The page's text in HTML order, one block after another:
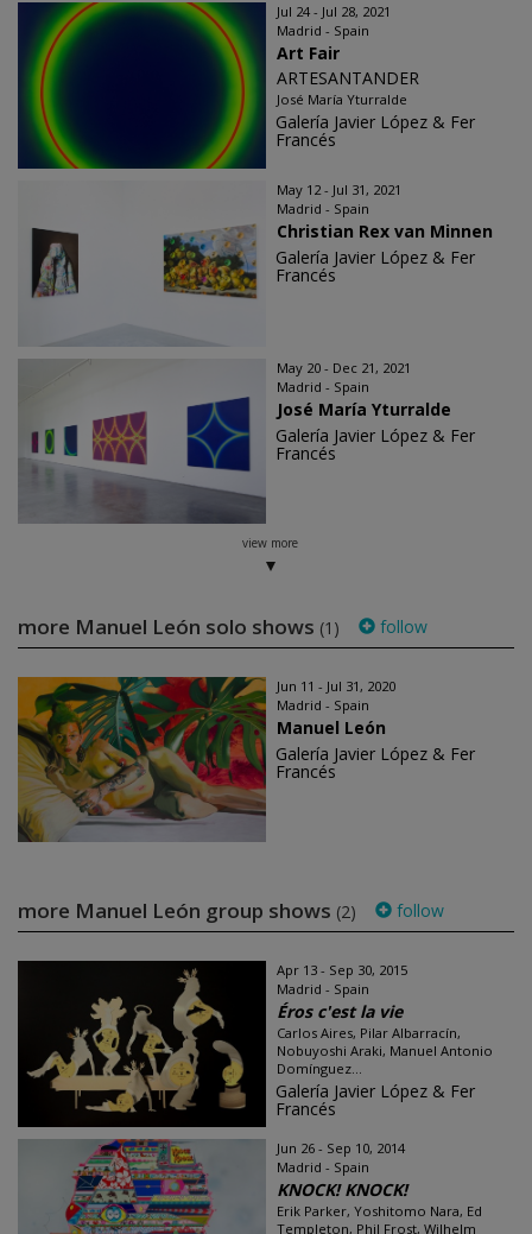
Jul 24 - Jul 28, 2021
Madrid - Spain
Art Fair
ARTESANTANDER
José María Yturralde
Galería Javier López & Fer
Francés
May 12 - Jul 31, 2021
Madrid - Spain
Christian Rex van Minnen
Galería Javier López & Fer
Francés
May 20 - Dec 21, 2021
Madrid - Spain
José María Yturralde
Galería Javier López & Fer
Francés
view more
more Manuel León solo shows (1) follow
Jun 11 - Jul 31, 2020
Madrid - Spain
Manuel León
Galería Javier López & Fer
Francés
more Manuel León group shows (2) follow
Apr 13 - Sep 30, 2015
Madrid - Spain
Éros c'est la vie
Carlos Aires, Pilar Albarracín,
Nobuyoshi Araki, Manuel Antonio
Domínguez...
Galería Javier López & Fer
Francés
Jun 26 - Sep 10, 2014
Madrid - Spain
KNOCK! KNOCK!
Erik Parker, Yoshitomo Nara, Ed
Templeton, Phil Frost, Wilhelm